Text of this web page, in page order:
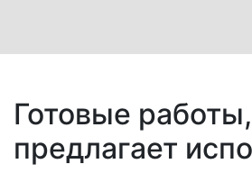
Готовые
предлагает